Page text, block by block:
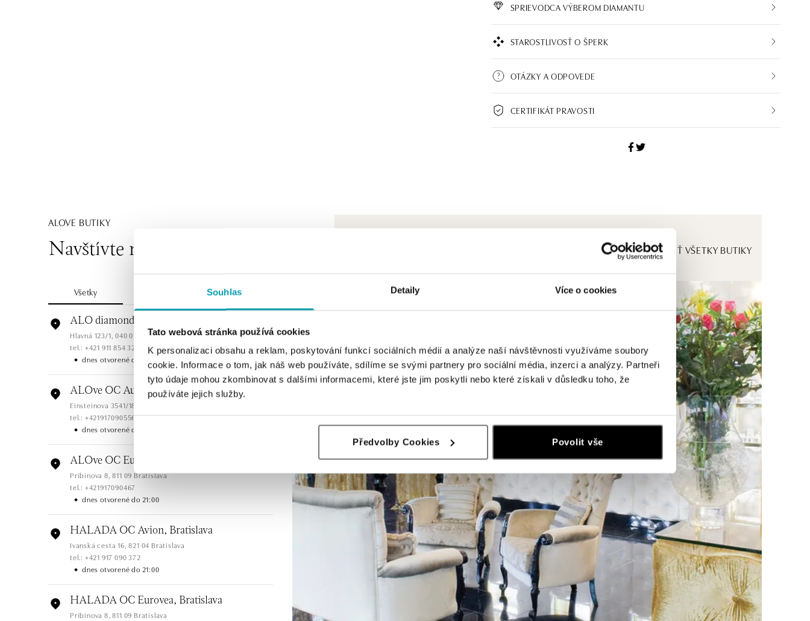
Souhlas Detaily Více o cookies
Tato webová stránka používá cookies
K personalizaci obsahu a reklam, poskytování funkcí sociálních médií a analýze naší návštěvnosti využíváme soubory
cookie. Informace o tom, jak náš web používáte, sdílíme se svými partnery pro sociální média, inzerci a analýzy. Partneři
tyto údaje mohou zkombinovat s dalšími informacemi, které jste jim poskytli nebo které získali v důsledku toho, že
používáte jejich služby.
Předvolby Cookies Povolit vše
SPRIEVODCA VÝBEROM DIAMANTU
STAROSTLIVOSŤ O ŠPERK
OTÁZKY A ODPOVEDE
CERTIFIKÁT PRAVOSTI
ALOVE BUTIKY
Navštívte naše butiky ZOBRAZIŤ VŠETKY BUTIKY
Všetky Slovensko
ALO diamonds Hilton, Košice
Hlavná 123/1, 040 01 Košice
tel.: +421 911 854 322, +421 917 869 485
dnes otvorené do 19:00
ALOve OC Aupark, Bratislava
Einsteinova 3541/18, 851 01 Bratislava
tel.: +421917090556
dnes otvorené do 21:00
ALOve OC Eurovea, Bratislava
Pribinova 8, 811 09 Bratislava
tel.: +421917090467
dnes otvorené do 21:00
HALADA OC Avion, Bratislava
Ivanská cesta 16, 821 04 Bratislava
tel.: +421 917 090 372
dnes otvorené do 21:00
HALADA OC Eurovea, Bratislava
Pribinova 8, 811 09 Bratislava